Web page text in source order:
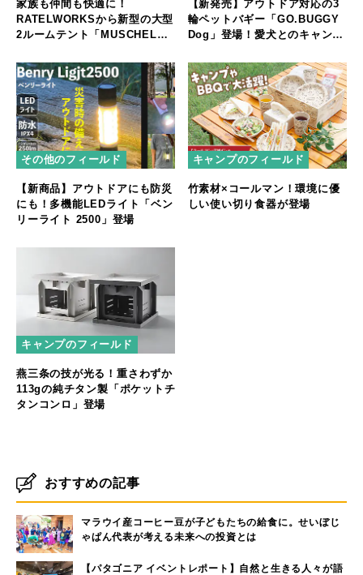
家族も仲間も快適に！
RATELWORKSから新型の大型
2ルームテント「MUSCHEL」
【新発売】アウトドア対応の3
輪ペットバギー「GO.BUGGY
Dog」登場！愛犬とのキャンプ
その他のフィールド
【新商品】アウトドアにも防災
にも！多機能LEDライト「ベン
リーライト 2500」登場
キャンプのフィールド
竹素材×コールマン！環境に優
しい使い切り食器が登場
キャンプのフィールド
燕三条の技が光る！重さわずか
113gの純チタン製「ポケットチ
タンコンロ」登場
おすすめの記事
マラウイ産コーヒー豆が子どもたちの給食に。せいぼじ
ゃぱん代表が考える未来への投資とは
【パタゴニア イベントレポート】自然と生きる人々が語